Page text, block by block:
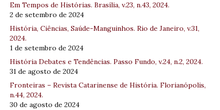
Em Tempos de Histórias. Brasília, v.23, n.43, 2024.
2 de setembro de 2024
História, Ciências, Saúde-Manguinhos. Rio de Janeiro, v.31,
2024.
1 de setembro de 2024
História Debates e Tendências. Passo Fundo, v.24, n.2, 2024.
31 de agosto de 2024
Fronteiras – Revista Catarinense de História. Florianópolis,
n.44, 2024.
30 de agosto de 2024